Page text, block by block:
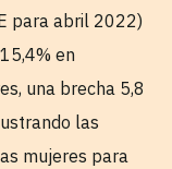
para abril 2022)
en
una brecha 5,8
las
mujeres para